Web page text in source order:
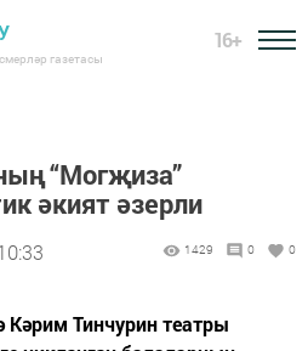
газетасы
16+
“Могҗиза”
әкият әзерли
1429 0 0
Кәрим Тинчурин театры